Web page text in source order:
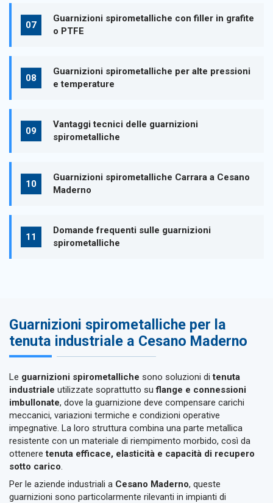
Guarnizioni spirometalliche con filler in grafite
o PTFE
Guarnizioni spirometalliche per alte pressioni
e temperature
Vantaggi tecnici delle guarnizioni
spirometalliche
Guarnizioni spirometalliche Carrara a Cesano
Maderno
Domande frequenti sulle guarnizioni
spirometalliche
Guarnizioni spirometalliche per la
tenuta industriale a Cesano Maderno
Le guarnizioni spirometalliche sono soluzioni ditenuta
industriale utilizzate soprattutto suflange e connessioni
imbullonate, dove la guarnizione deve compensare carichi
meccanici, variazioni termiche e condizioni operative
impegnative. La loro struttura combina una parte metallica
resistente con un materiale di riempimento morbido, così da
otteneretenuta efficace, elasticità e capacità di recupero
sotto carico.
Per le aziende industriali a Cesano Maderno, queste
guarnizioni sono particolarmente rilevanti in impianti di